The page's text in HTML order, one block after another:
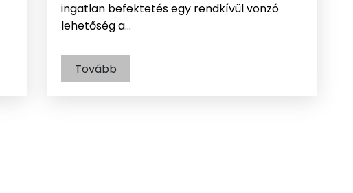
ingatlan befektetés egy rendkívül vonzó
lehetőség a…
Tovább